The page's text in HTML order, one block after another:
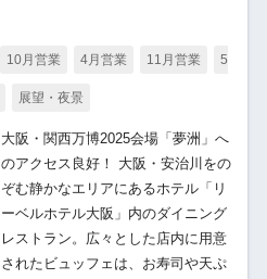
10月営業 4月営業 11月営業 5
展望・夜景
大阪・関西万博2025会場「夢洲」へ
のアクセス良好！ 大阪・安治川をの
ぞむ静かなエリアにあるホテル「リ
ーベルホテル大阪」内のダイニング
レストラン。広々とした店内に用意
されたビュッフェは、お寿司や天ぷ